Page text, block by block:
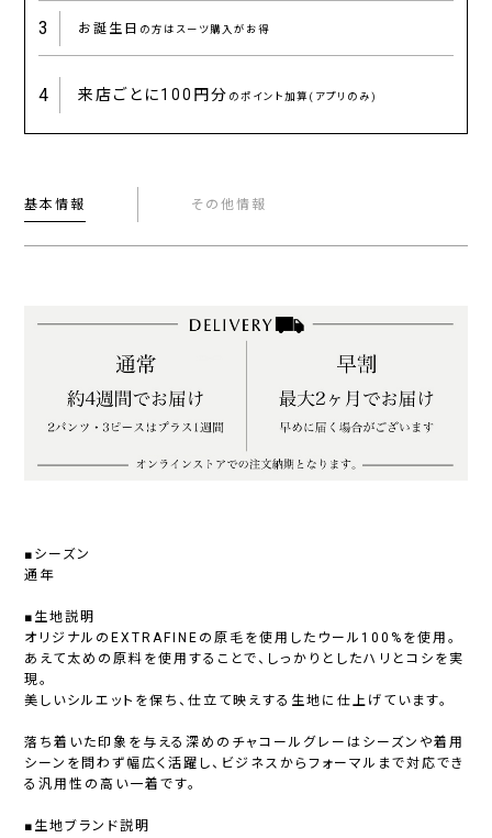
3 お誕生日 の方はスーツ購入がお得
4 来店ごとに100円分 のポイント加算(アプリのみ)
基本情報 その他情報
■シーズン
通年
■生地説明
オリジナルのEXTRAFINEの原毛を使用したウール100%を使用。
あえて太めの原料を使用することで、しっかりとしたハリとコシを実
現。
美しいシルエットを保ち、仕立て映えする生地に仕上げています。
落ち着いた印象を与える深めのチャコールグレーはシーズンや着用
シーンを問わず幅広く活躍し、ビジネスからフォーマルまで対応でき
る汎用性の高い一着です。
■生地ブランド説明